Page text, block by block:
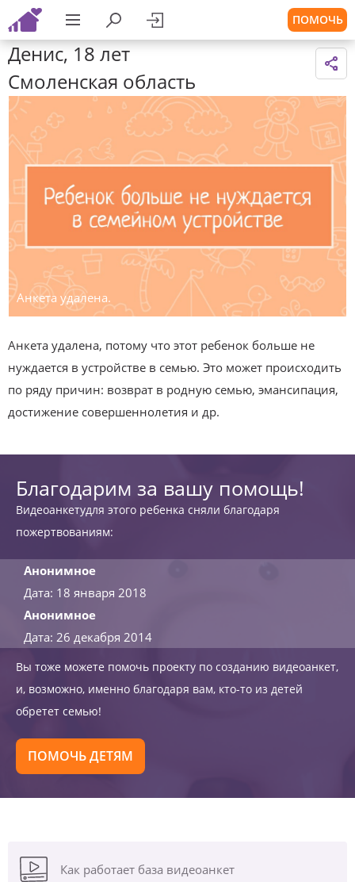
ПОМОЧЬ
Денис, 18 лет
Смоленская область
Анкета удалена.
Анкета удалена, потому что этот ребенок больше не
нуждается в устройстве в семью. Это может происходить
по ряду причин: возврат в родную семью, эмансипация,
достижение совершеннолетия и др.
Благодарим за вашу помощь!
Видеоанкетудля этого ребенка сняли благодаря
пожертвованиям:
Анонимное
Дата: 18 января 2018
Анонимное
Дата: 26 декабря 2014
Вы тоже можете помочь проекту по созданию видеоанкет,
и, возможно, именно благодаря вам, кто-то из детей
обретет семью!
ПОМОЧЬ ДЕТЯМ
Как работает база видеоанкет